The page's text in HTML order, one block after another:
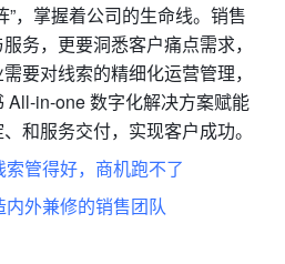
”，掌握着公司的生命线。销售
务，更要洞悉客户痛点需求，
要对线索的精细化运营管理，
All-in-one 数字化解决方案赋能
和服务交付，实现客户成功。
管得好，商机跑不了
外兼修的销售团队